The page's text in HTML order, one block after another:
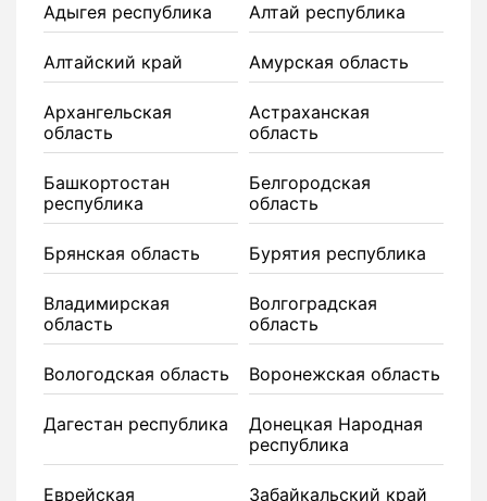
Адыгея республика Алтай республика
Алтайский край Амурская область
Архангельская
область
Астраханская
область
Башкортостан
республика
Белгородская
область
Брянская область Бурятия республика
Владимирская
область
Волгоградская
область
Вологодская область Воронежская область
Дагестан республика
Донецкая Народная
республика
Еврейская
Забайкальский край